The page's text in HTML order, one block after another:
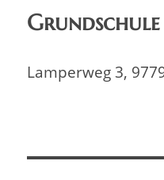
Grundschule
Lamperweg 3,